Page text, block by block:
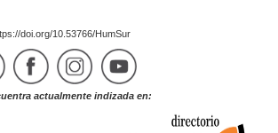
doi.org/10.53766/HumSur
actualmente indizada en: